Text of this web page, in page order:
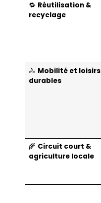
🔁 Réutilisation &
recyclage
🚴 Mobilité et loisirs
durables
🌾 Circuit court &
agriculture locale